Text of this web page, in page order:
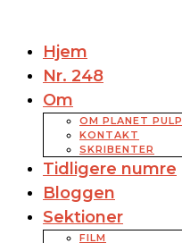
Hjem
Nr. 248
Om
OM PLANET PULP
KONTAKT
SKRIBENTER
Tidligere numre
Bloggen
Sektioner
FILM